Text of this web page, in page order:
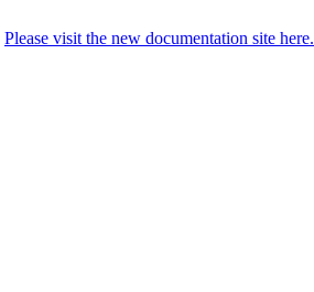
Please visit the new documentation site here.